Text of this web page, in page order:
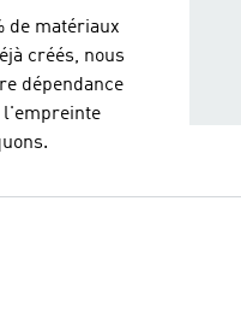
de matériaux
créés, nous
dépendance
l'empreinte